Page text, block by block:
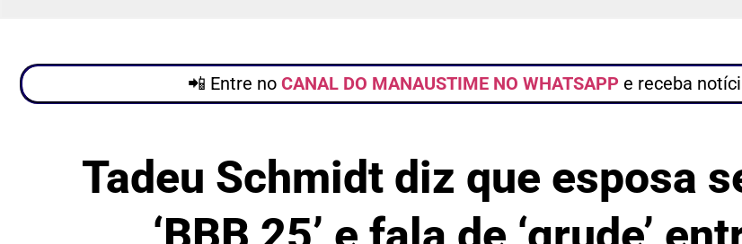
📲 Entre no CANAL DO MANAUSTIME NO WHATSAPP e receba
Tadeu Schmidt diz que esposa